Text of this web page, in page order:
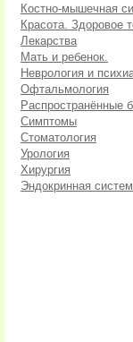
Костно-мышечная
Красота. Здоровое
Лекарства
Мать и ребенок.
Неврология и
Офтальмология
Распространённые
Симптомы
Стоматология
Урология
Хирургия
Эндокринная